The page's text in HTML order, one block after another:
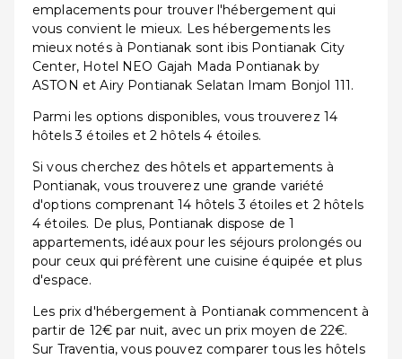
emplacements pour trouver l'hébergement qui
vous convient le mieux. Les hébergements les
mieux notés à Pontianak sont ibis Pontianak City
Center, Hotel NEO Gajah Mada Pontianak by
ASTON et Airy Pontianak Selatan Imam Bonjol 111.
Parmi les options disponibles, vous trouverez 14
hôtels 3 étoiles et 2 hôtels 4 étoiles.
Si vous cherchez des hôtels et appartements à
Pontianak, vous trouverez une grande variété
d'options comprenant 14 hôtels 3 étoiles et 2 hôtels
4 étoiles. De plus, Pontianak dispose de 1
appartements, idéaux pour les séjours prolongés ou
pour ceux qui préfèrent une cuisine équipée et plus
d'espace.
Les prix d'hébergement à Pontianak commencent à
partir de 12€ par nuit, avec un prix moyen de 22€.
Sur Traventia, vous pouvez comparer tous les hôtels